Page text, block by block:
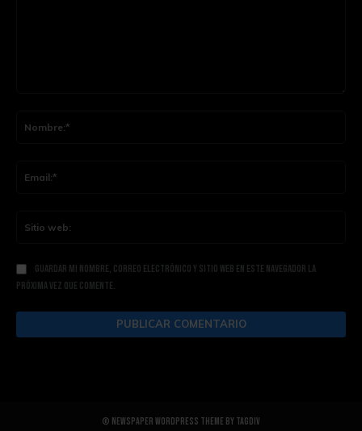
Guardar mi nombre, correo electrónico y sitio web en este navegador la
próxima vez que comente.
© Newspaper WordPress Theme by TagDiv